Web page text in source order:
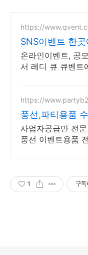
https://
SNS이벤트 한
온라인이벤트, 공
서 레디 큐
https://
풍선,파티용품
사업자공급만 전
풍선 이벤트용품
1 구독